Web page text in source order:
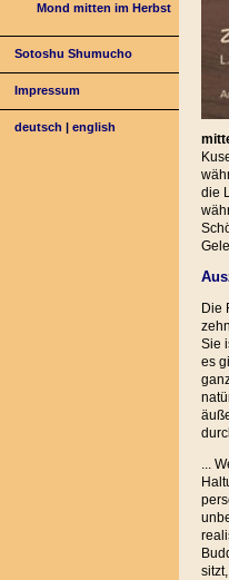
Mond mitten im Herbst
Sotoshu Shumucho
Impressum
deutsch |english
die
Die
Sie
es
...